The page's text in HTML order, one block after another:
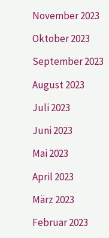
November 2023
Oktober 2023
September 2023
August 2023
Juli 2023
Juni 2023
Mai 2023
April 2023
März 2023
Februar 2023